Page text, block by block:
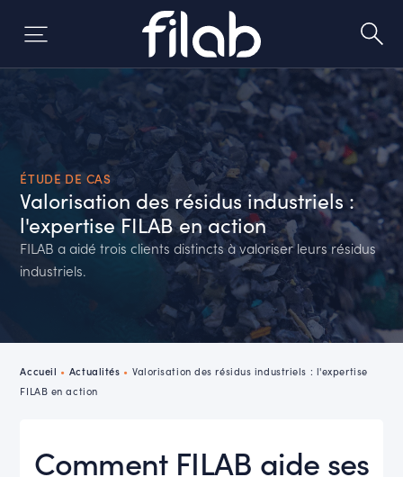
ÉTUDE DE CAS
Valorisation des résidus industriels :
l'expertise FILAB en action
FILAB a aidé trois clients distincts à valoriser leurs résidus
industriels.
Accueil • Actualités • Valorisation des résidus industriels : l'expertise
FILAB en action
Comment FILAB aide ses